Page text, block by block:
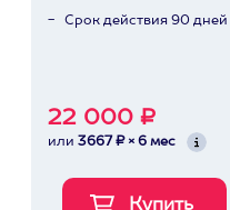
Срок действия 90 дней
22 000 ₽
или 3667 ₽ × 6 мес